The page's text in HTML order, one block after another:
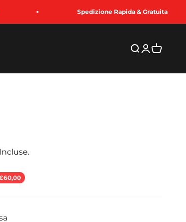
Spedizione Rapida & Gratuita
CercaAccediCarrello